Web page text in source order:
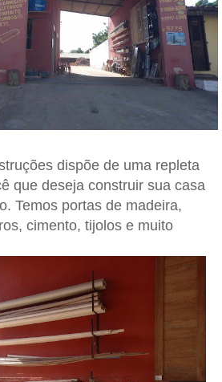
dispõe de uma repleta
que deseja construir sua casa
Temos portas de madeira,
cimento, tijolos e muito